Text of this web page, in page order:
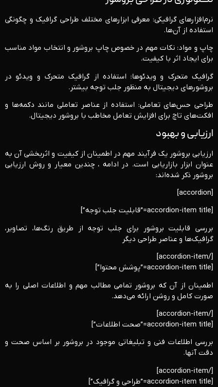
نرم‌افزارهای گرافیکی: معرفی ابزارهای مختلف طراحی گرافیک و چگونگی
استفاده از آن‌ها.
چاپ و مواد: نکات مهم در خصوص چاپ بروشور و انتخاب مواد مناسب
برای ایجاد اثر با کیفیت.
گرافیک متحرک و ویدئوها: استفاده از گرافیک متحرک و ویدئو در
بروشورهای دیجیتال به منظور جلب توجه بیشتر.
طراحی حس‌های تعاملی: استفاده از عناصر تعاملی مانند دکمه‌ها و
افکت‌های تاچ برای افزایش تعامل مخاطب با بروشور دیجیتال.
ارزیابی و بهبود
ارزیابی بروشور یک فرآیند مهم در اطمینان از کیفیت و اثربخشی آن به
عنوان ابزار بازاریابی است. در ادامه ، چندین معیار و روش ارزیابی
بروشور ذکر شده‌اند:
[accordion]
[accordion-item title=”قابلیت جلب توجه”]
بررسی قابلیت بروشور برای جلب توجه از طریق رنگ‌ها، تصاویر،
گرافیک‌ها و عناصر طراحی دیگر
[/accordion-item]
[accordion-item title=”پوشش محتوا”]
اطمینان از آن که بروشور تمامی مطالب مهم و اطلاعات اصلی را به
صورت کامل و روشن ارائه می‌دهد.
[/accordion-item]
[accordion-item title=”صحت اطلاعات”]
بررسی اطلاعات فنی و تبلیغاتی موجود در بروشور بر اساس صحت و
دقت آنها.
[/accordion-item]
[accordion-item title=”طراحی و گرافیک”]